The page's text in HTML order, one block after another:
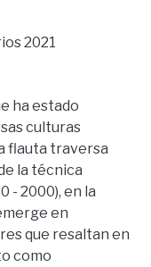
2021
ha estado
culturas
flauta traversa
la técnica
- 2000), en la
en
que resaltan en
como